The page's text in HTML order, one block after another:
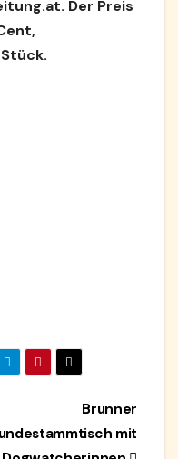
Der Preis
Brunner
mit